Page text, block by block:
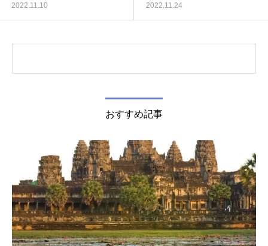
2022.11.10 2022.11.24
おすすめ記事